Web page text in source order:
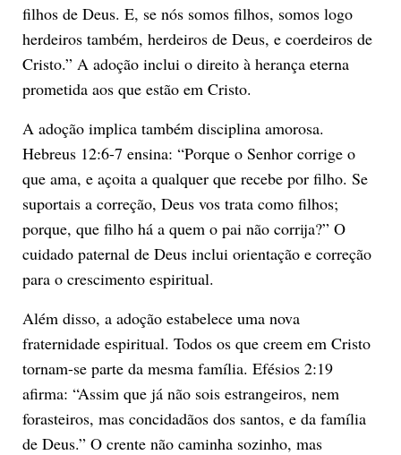
filhos de Deus. E, se nós somos filhos, somos logo
herdeiros também, herdeiros de Deus, e coerdeiros de
Cristo.” A adoção inclui o direito à herança eterna
prometida aos que estão em Cristo.
A adoção implica também disciplina amorosa.
Hebreus 12:6-7 ensina: “Porque o Senhor corrige o
que ama, e açoita a qualquer que recebe por filho. Se
suportais a correção, Deus vos trata como filhos;
porque, que filho há a quem o pai não corrija?” O
cuidado paternal de Deus inclui orientação e correção
para o crescimento espiritual.
Além disso, a adoção estabelece uma nova
fraternidade espiritual. Todos os que creem em Cristo
tornam-se parte da mesma família. Efésios 2:19
afirma: “Assim que já não sois estrangeiros, nem
forasteiros, mas concidadãos dos santos, e da família
de Deus.” O crente não caminha sozinho, mas